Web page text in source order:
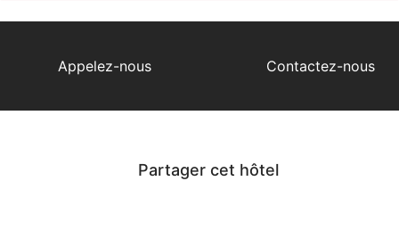
Appelez-nous Contactez-nous
Partager cet hôtel